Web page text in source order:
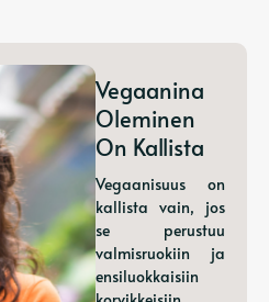
Vegaanina
Oleminen
On Kallista
Vegaanisuus on
kallista vain, jos
se perustuu
valmisruokiin ja
ensiluokkaisiin